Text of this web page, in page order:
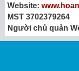
Website:
MST 3702379264
Người chủ quản